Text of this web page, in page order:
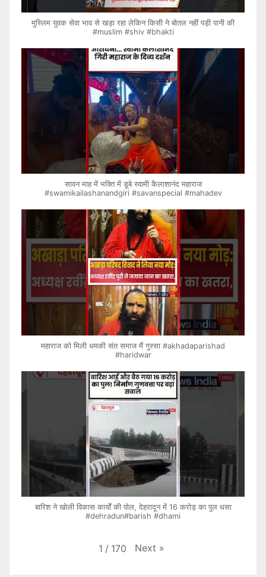
मुस्लिम युवक सेवा भाव से खड़ा रहा लेकिन किसी ने बोतल नहीं पड़ी पानी की
#muslim #shiv #bhakti
सावन माह में भक्ति में डूबे स्वामी कैलाशानंद महाराज
#swamikailashanandgiri #savanspecial #mahadev
महाराज को मिली धमकी संत समाज मैं गुस्सा #akhadaparishad
#haridwar
बारिश ने खोली विकास कार्यों की पोल, देहरादून में 16 करोड़ का पुल धसा
#dehradun#barish #dhami
1 / 170 Next »